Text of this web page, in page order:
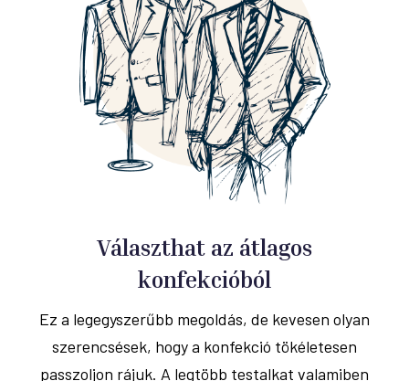
Választhat az átlagos
konfekcióból
Ez a legegyszerűbb megoldás, de kevesen olyan
szerencsések, hogy a konfekció tökéletesen
passzoljon rájuk. A legtöbb testalkat valamiben